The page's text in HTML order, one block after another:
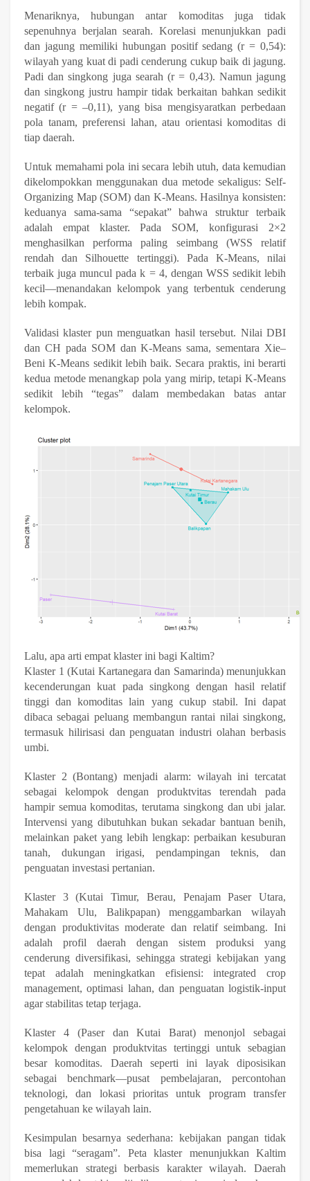
Menariknya, hubungan antar komoditas juga tidak
sepenuhnya berjalan searah. Korelasi menunjukkan padi
dan jagung memiliki hubungan positif sedang (r = 0,54):
wilayah yang kuat di padi cenderung cukup baik di jagung.
Padi dan singkong juga searah (r = 0,43). Namun jagung
dan singkong justru hampir tidak berkaitan bahkan sedikit
negatif (r = –0,11), yang bisa mengisyaratkan perbedaan
pola tanam, preferensi lahan, atau orientasi komoditas di
tiap daerah.
Untuk memahami pola ini secara lebih utuh, data kemudian
dikelompokkan menggunakan dua metode sekaligus: Self-
Organizing Map (SOM) dan K-Means. Hasilnya konsisten:
keduanya sama-sama “sepakat” bahwa struktur terbaik
adalah empat klaster. Pada SOM, konfigurasi 2×2
menghasilkan performa paling seimbang (WSS relatif
rendah dan Silhouette tertinggi). Pada K-Means, nilai
terbaik juga muncul pada k = 4, dengan WSS sedikit lebih
kecil—menandakan kelompok yang terbentuk cenderung
lebih kompak.
Validasi klaster pun menguatkan hasil tersebut. Nilai DBI
dan CH pada SOM dan K-Means sama, sementara Xie–
Beni K-Means sedikit lebih baik. Secara praktis, ini berarti
kedua metode menangkap pola yang mirip, tetapi K-Means
sedikit lebih “tegas” dalam membedakan batas antar
kelompok.
Lalu, apa arti empat klaster ini bagi Kaltim?
Klaster 1 (Kutai Kartanegara dan Samarinda) menunjukkan
kecenderungan kuat pada singkong dengan hasil relatif
tinggi dan komoditas lain yang cukup stabil. Ini dapat
dibaca sebagai peluang membangun rantai nilai singkong,
termasuk hilirisasi dan penguatan industri olahan berbasis
umbi.
Klaster 2 (Bontang) menjadi alarm: wilayah ini tercatat
sebagai kelompok dengan produktvitas terendah pada
hampir semua komoditas, terutama singkong dan ubi jalar.
Intervensi yang dibutuhkan bukan sekadar bantuan benih,
melainkan paket yang lebih lengkap: perbaikan kesuburan
tanah, dukungan irigasi, pendampingan teknis, dan
penguatan investasi pertanian.
Klaster 3 (Kutai Timur, Berau, Penajam Paser Utara,
Mahakam Ulu, Balikpapan) menggambarkan wilayah
dengan produktivitas moderate dan relatif seimbang. Ini
adalah profil daerah dengan sistem produksi yang
cenderung diversifikasi, sehingga strategi kebijakan yang
tepat adalah meningkatkan efisiensi: integrated crop
management, optimasi lahan, dan penguatan logistik-input
agar stabilitas tetap terjaga.
Klaster 4 (Paser dan Kutai Barat) menonjol sebagai
kelompok dengan produktvitas tertinggi untuk sebagian
besar komoditas. Daerah seperti ini layak diposisikan
sebagai benchmark—pusat pembelajaran, percontohan
teknologi, dan lokasi prioritas untuk program transfer
pengetahuan ke wilayah lain.
Kesimpulan besarnya sederhana: kebijakan pangan tidak
bisa lagi “seragam”. Peta klaster menunjukkan Kaltim
memerlukan strategi berbasis karakter wilayah. Daerah